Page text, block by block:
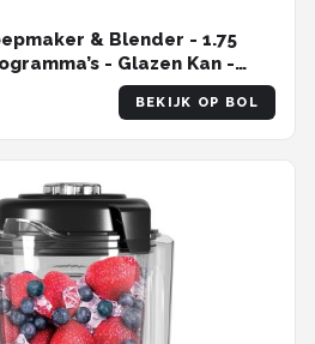
& Blender - 1.75
- Glazen Kan -
Functie
BEKIJK OP BOL